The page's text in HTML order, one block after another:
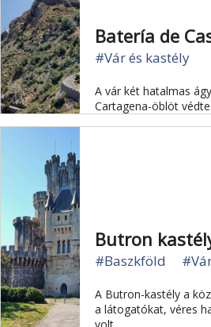
Batería de
#Vár és kastély
A vár két hatalmas
Cartagena-öblöt védte.
Butron
#Baszkföld
A Butron-kastély a
a látogatókat, véres